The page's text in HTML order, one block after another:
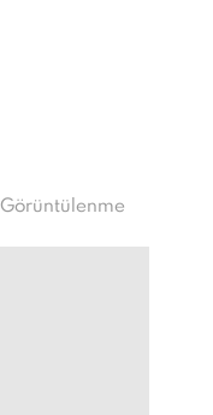
Görüntülenme